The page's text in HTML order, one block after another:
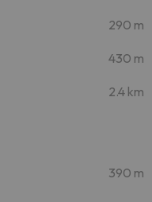
290 m
430 m
2.4 km
390 m